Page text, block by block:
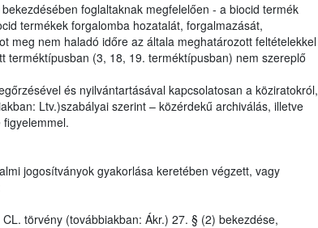
foglaltaknak megfelelően - a biocid termék
termékek forgalomba hozatalát, forgalmazását,
meg nem haladó időre az általa meghatározott feltételekkel
terméktípusban (3, 18, 19. terméktípusban) nem szereplő
és nyilvántartásával kapcsolatosan a köziratokról,
Ltv.)szabályai szerint – közérdekű archiválás, illetve
jogosítványok gyakorlása keretében végzett, vagy
törvény (továbbiakban: Ákr.) 27. § (2) bekezdése,